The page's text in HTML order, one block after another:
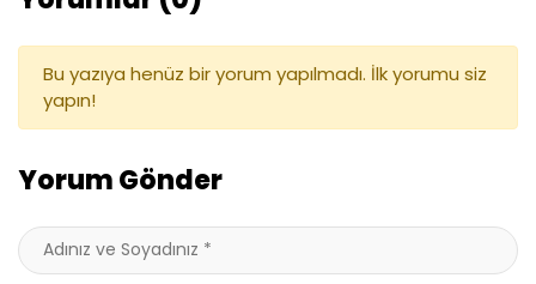
Bu yazıya henüz bir yorum yapılmadı. İlk yorumu siz
yapın!
Yorum Gönder